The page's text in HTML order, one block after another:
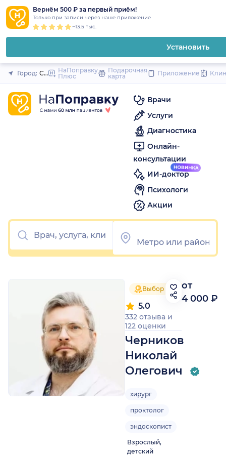
Вернём 500 ₽ за первый приём!
Только при записи через наше приложение
~13.5 тыс.
Установить
Закрыть
Город: Санкт-Петербург
НаПоправку
Плюс
Подарочная
карта
Приложение
Врачи
Услуги
Диагностика
Онлайн-
консультации
ИИ-доктор
Психологи
Акции
Выбор пациентов 2025
Черников
Николай
Олегович
5.0
332 отзыва и
122 оценки
хирург
проктолог
эндоскопист
Взрослый,
детский
от
4 000 ₽